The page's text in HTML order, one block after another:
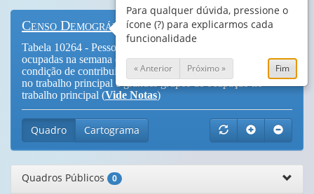
Legislação
Canais
Censo Demográfico
Tabela 10264 - Pessoas de 14 anos ou mais de idade
ocupadas na semana de referência, por sexo, cor ou raça,
condição de contribuição para instituto de previdência oficial
no trabalho principal e grandes grupos de ocupação no
trabalho principal (Vide Notas)
Quadro Cartograma
Quadros Públicos 0
Para qualquer dúvida, pressione o
ícone (?) para explicarmos cada
funcionalidade
« Anterior Próximo » Fim